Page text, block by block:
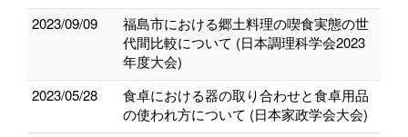
2023/09/09
福島市における郷土料理の喫食実態の世
代間比較について (日本調理科学会2023
年度大会)
2023/05/28
食卓における器の取り合わせと食卓用品
の使われ方について (日本家政学会大会)